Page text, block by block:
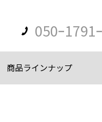
050ｰ1791
商品ラインナップ